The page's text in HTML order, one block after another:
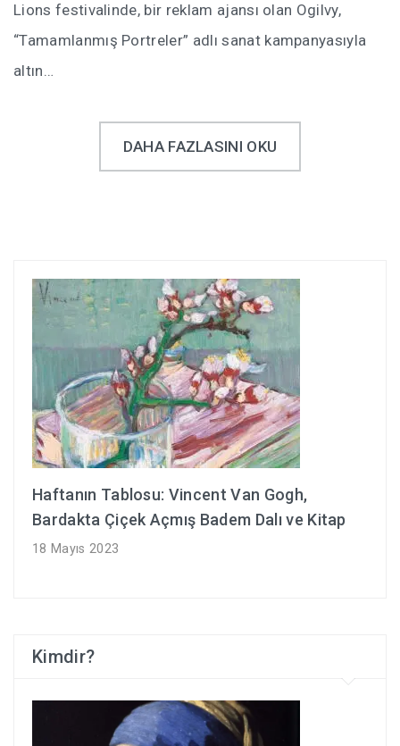
Lions festivalinde, bir reklam ajansı olan Ogilvy,
“Tamamlanmış Portreler” adlı sanat kampanyasıyla
altın…
DAHA FAZLASINI OKU
Haftanın Tablosu: Vincent Van Gogh,
Bardakta Çiçek Açmış Badem Dalı ve Kitap
18 Mayıs 2023
Kimdir?